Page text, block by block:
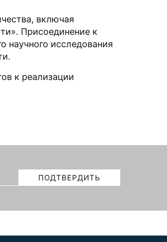
включая
Присоединение к
научного исследования
к реализации